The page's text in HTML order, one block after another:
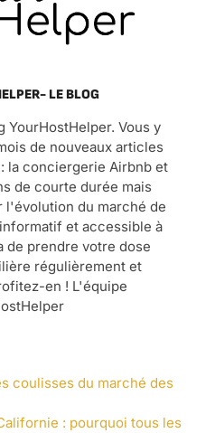
LE BLOG
YourHostHelper. Vous y
de nouveaux articles
la conciergerie Airbnb et
de courte durée mais
l'évolution du marché de
et accessible à
de prendre votre dose
régulièrement et
en ! L'équipe
coulisses du marché des
: pourquoi tous les